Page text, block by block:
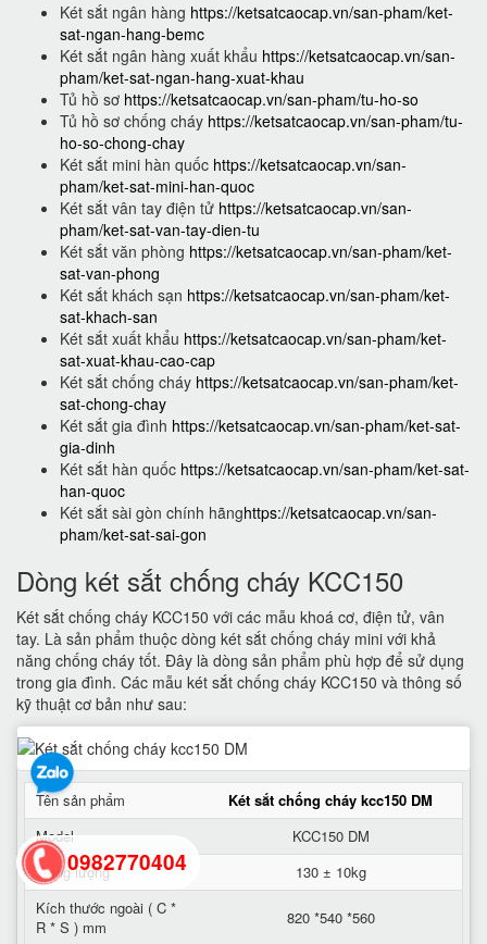
Két sắt ngân hàng https://ketsatcaocap.vn/san-pham/ket-
sat-ngan-hang-bemc
Két sắt ngân hàng xuất khẩu https://ketsatcaocap.vn/san-
pham/ket-sat-ngan-hang-xuat-khau
Tủ hồ sơ https://ketsatcaocap.vn/san-pham/tu-ho-so
Tủ hồ sơ chống cháy https://ketsatcaocap.vn/san-pham/tu-
ho-so-chong-chay
Két sắt mini hàn quốc https://ketsatcaocap.vn/san-
pham/ket-sat-mini-han-quoc
Két sắt vân tay điện tử https://ketsatcaocap.vn/san-
pham/ket-sat-van-tay-dien-tu
Két sắt văn phòng https://ketsatcaocap.vn/san-pham/ket-
sat-van-phong
Két sắt khách sạn https://ketsatcaocap.vn/san-pham/ket-
sat-khach-san
Két sắt xuất khẩu https://ketsatcaocap.vn/san-pham/ket-
sat-xuat-khau-cao-cap
Két sắt chống cháy https://ketsatcaocap.vn/san-pham/ket-
sat-chong-chay
Két sắt gia đình https://ketsatcaocap.vn/san-pham/ket-sat-
gia-dinh
Két sắt hàn quốc https://ketsatcaocap.vn/san-pham/ket-sat-
han-quoc
Két sắt sài gòn chính hãnghttps://ketsatcaocap.vn/san-
pham/ket-sat-sai-gon
Dòng két sắt chống cháy KCC150
Két sắt chống cháy KCC150 với các mẫu khoá cơ, điện tử, vân
tay. Là sản phẩm thuộc dòng két sắt chống cháy mini với khả
năng chống cháy tốt. Đây là dòng sản phẩm phù hợp để sử dụng
trong gia đình. Các mẫu két sắt chống cháy KCC150 và thông số
kỹ thuật cơ bản như sau:
Tên sản phẩm
Két sắt chống cháy kcc150 DM
Model
KCC150 DM
Trọng lượng
130 ± 10kg
Kích thước ngoài ( C *
R * S ) mm
820 *540 *560
0982770404